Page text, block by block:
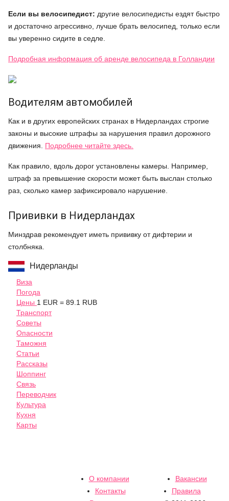
Если вы велосипедист: другие велосипедисты ездят быстро
и достаточно агрессивно, лучше брать велосипед, только если
вы уверенно сидите в седле.
Подробная информация об аренде велосипеда в Голландии
Водителям автомобилей
Как и в других европейских странах в Нидерландах строгие
законы и высокие штрафы за нарушения правил дорожного
движения. Подробнее читайте здесь.
Как правило, вдоль дорог установлены камеры. Например,
штраф за превышение скорости может быть выслан столько
раз, сколько камер зафиксировало нарушение.
Прививки в Нидерландах
Минздрав рекомендует иметь прививку от дифтерии и
столбняка.
Нидерланды
Виза
Погода
Цены 1 EUR = 89.1 RUB
Транспорт
Советы
Опасности
Таможня
Статьи
Рассказы
Шоппинг
Связь
Переводчик
Культура
Кухня
Карты
О компании
Вакансии
Контакты
Правила